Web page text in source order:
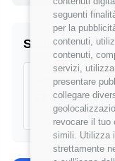
seguenti
per la
contenuti,
contenuti,
servizi,
presentare
collegare
revocare il tuo
simili. Utilizza
strettamente
Statistiche
Campione
57 stipendi